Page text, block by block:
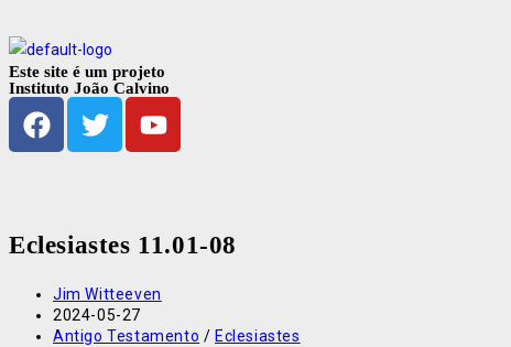
Este site é um projeto
Instituto João Calvino
Eclesiastes 11.01-08
Jim Witteeven
2024-05-27
Antigo Testamento / Eclesiastes